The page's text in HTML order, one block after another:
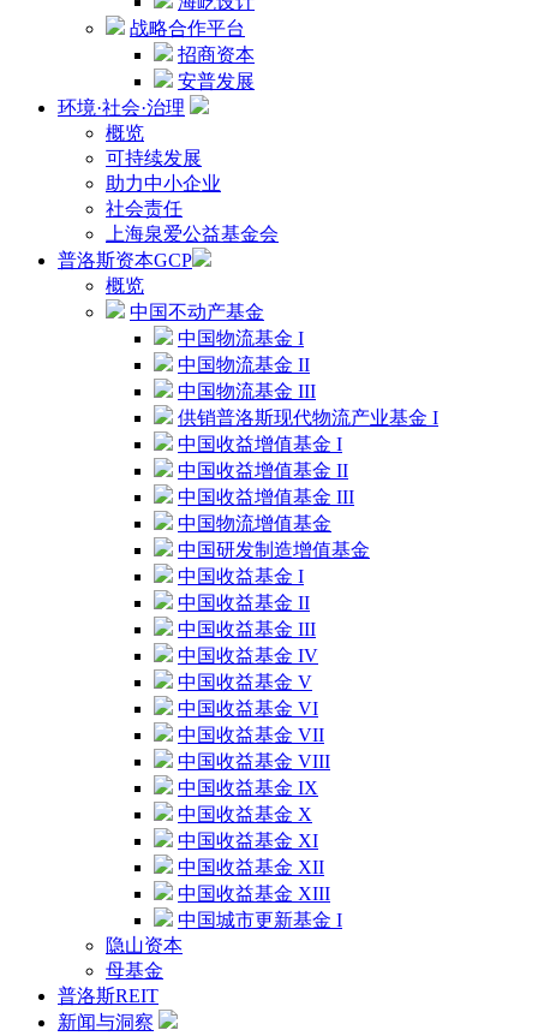
战略合作平台
招商资本
安普发展
环境·社会·治理
概览
可持续发展
助力中小企业
社会责任
上海泉爱公益基金会
普洛斯资本GCP
概览
中国不动产基金
中国物流基金 I
中国物流基金 II
中国物流基金 III
供销普洛斯现代物流产业基金 I
中国收益增值基金 I
中国收益增值基金 II
中国收益增值基金 III
中国物流增值基金
中国研发制造增值基金
中国收益基金 I
中国收益基金 II
中国收益基金 III
中国收益基金 IV
中国收益基金 V
中国收益基金 VI
中国收益基金 VII
中国收益基金 VIII
中国收益基金 IX
中国收益基金 X
中国收益基金 XI
中国收益基金 XII
中国收益基金 XIII
中国城市更新基金 I
隐山资本
母基金
普洛斯REIT
新闻与洞察